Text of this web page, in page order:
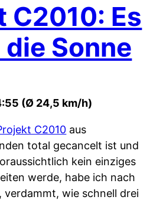
C2010: Es
Sonne
(Ø 24,5 km/h)
C2010 aus
total gecancelt ist und
kein einziges
werde, habe ich nach
verdammt, wie schnell drei